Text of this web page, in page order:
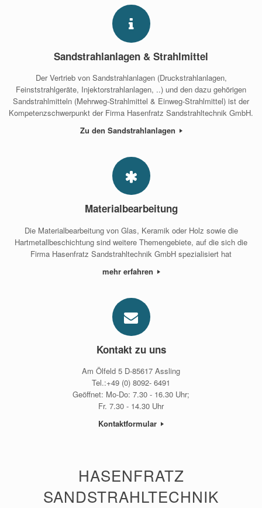
Sandstrahlanlagen & Strahlmittel
Der Vertrieb von Sandstrahlanlagen (Druckstrahlanlagen,
Feinststrahlgeräte, Injektorstrahlanlagen, ..) und den dazu gehörigen
Sandstrahlmitteln (Mehrweg-Strahlmittel & Einweg-Strahlmittel) ist der
Kompetenzschwerpunkt der Firma Hasenfratz Sandstrahltechnik GmbH.
Zu den Sandstrahlanlagen
Materialbearbeitung
Die Materialbearbeitung von Glas, Keramik oder Holz sowie die
Hartmetallbeschichtung sind weitere Themengebiete, auf die sich die
Firma Hasenfratz Sandstrahltechnik GmbH spezialisiert hat
mehr erfahren
Kontakt zu uns
Am Ölfeld 5 D-85617 Assling
Tel.:+49 (0) 8092- 6491
Geöffnet: Mo-Do: 7.30 - 16.30 Uhr;
Fr. 7.30 - 14.30 Uhr
Kontaktformular
HASENFRATZ
SANDSTRAHLTECHNIK